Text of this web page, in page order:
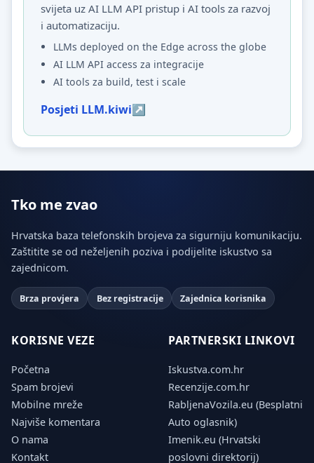
svijeta uz AI LLM API pristup i AI tools za razvoj
i automatizaciju.
LLMs deployed on the Edge across the globe
AI LLM API access za integracije
AI tools za build, test i scale
Posjeti LLM.kiwi
Tko me zvao
Hrvatska baza telefonskih brojeva za sigurniju komunikaciju.
Zaštitite se od neželjenih poziva i podijelite iskustvo sa
zajednicom.
Brza provjera Bez registracije Zajednica korisnika
KORISNE VEZE
Početna
Spam brojevi
Mobilne mreže
Najviše komentara
O nama
Kontakt
PARTNERSKI LINKOVI
Iskustva.com.hr
Recenzije.com.hr
RabljenaVozila.eu (Besplatni
Auto oglasnik)
Imenik.eu (Hrvatski
poslovni direktorij)